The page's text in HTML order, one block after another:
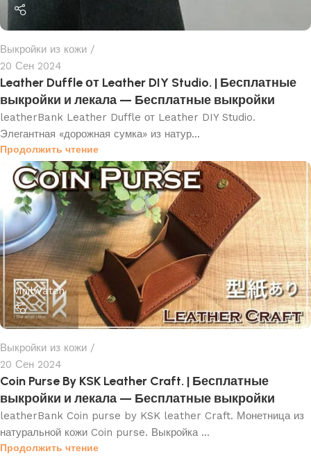
Выкройки из кожи
20 Сен 2024
Leather Duffle от Leather DIY Studio. | Бесплатные
выкройки и лекала — Бесплатные выкройки
leatherBank Leather Duffle от Leather DIY Studio.
Элегантная «дорожная сумка» из натур...
Продолжить чтение
vinilwatch
Выкройки из кожи
20 Сен 2024
Coin Purse By KSK Leather Craft. | Бесплатные
выкройки и лекала — Бесплатные выкройки
leatherBank Coin purse by KSK leather Craft. Монетница из
натуральной кожи Coin purse. Выкройка ...
Продолжить чтение